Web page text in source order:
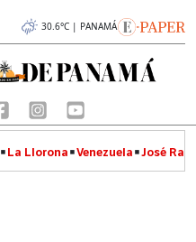
30.6°C | PANAMÁ
La Llorona Venezuela José